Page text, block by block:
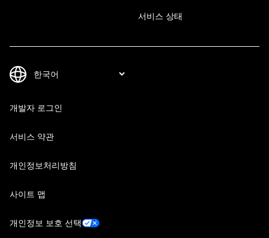
서비스 상태
개발자 로그인
서비스 약관
개인정보처리방침
사이트 맵
개인정보 보호 선택